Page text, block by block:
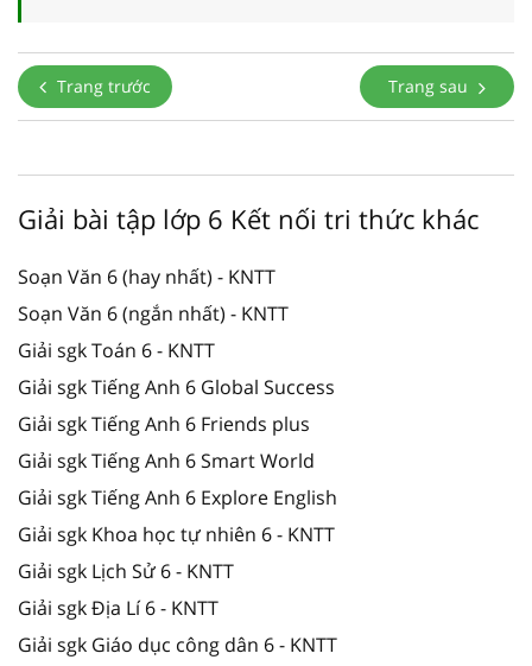
Trang trước Trang sau
Giải bài tập lớp 6 Kết nối tri thức khác
Soạn Văn 6 (hay nhất) - KNTT
Soạn Văn 6 (ngắn nhất) - KNTT
Giải sgk Toán 6 - KNTT
Giải sgk Tiếng Anh 6 Global Success
Giải sgk Tiếng Anh 6 Friends plus
Giải sgk Tiếng Anh 6 Smart World
Giải sgk Tiếng Anh 6 Explore English
Giải sgk Khoa học tự nhiên 6 - KNTT
Giải sgk Lịch Sử 6 - KNTT
Giải sgk Địa Lí 6 - KNTT
Giải sgk Giáo dục công dân 6 - KNTT